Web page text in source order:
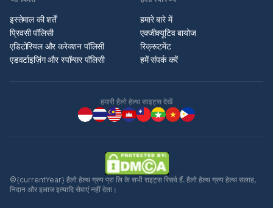
इस्तेमाल की शर्तें
प्रिवसी पॉलिसी
एडिटोरियल और करेक्शन पॉलिसी
एडवर्टाइज़िंग और स्पॉन्सर पॉलिसी
हमारे बारे में
एक्जीक्यूटिव बायोज
रिक्रूटमेंट
हमें संपर्क करें
हमारी हैलो हेल्थ साइट्स देखें
©{currentYear} हैलो हेल्थ ग्रुप प्रा लि के सभी राइट्स रिसर्व हैं. हैलो हेल्थ ग्रुप हेल्थ सलाह,
निदान और इलाज इत्यादि सेवाएं नहीं देता।